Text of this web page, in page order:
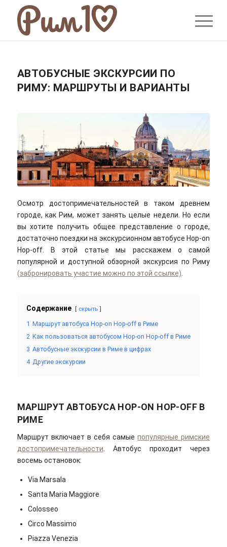
АВТОБУСНЫЕ ЭКСКУРСИИ ПО
РИМУ: МАРШРУТЫ И ВАРИАНТЫ
Осмотр достопримечательностей в таком древнем
городе, как Рим, может занять целые недели. Но если
вы хотите получить общее представление о городе,
достаточно поездки на экскурсионном автобусе Hop-on
Hop-off. В этой статье мы расскажем о самой
популярной и доступной обзорной экскурсия по Риму
(забронировать участие можно по этой ссылке)
Содержание скрыть
1 Маршрут автобуса Hop-on Hop-off в Риме
2 Как пользоваться автобусом Hop-on Hop-off в Риме
3 Автобусные экскурсии в Риме в цифрах
4 Другие экскурсии
МАРШРУТ АВТОБУСА HOP-ON HOP-OFF В
РИМЕ
Маршрут включает в себя самыепопулярные римские
достопримечательности. Автобус проходит через
восемь остановок:
Via Marsala
Santa Maria Maggiore
Colosseo
Circo Massimo
Piazza Venezia